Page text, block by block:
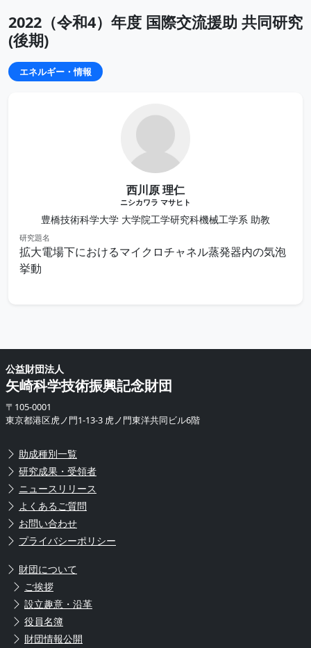
2022（令和4）年度 国際交流援助 共同研究
(後期)
エネルギー・情報
西川原 理仁
ニシカワラ マサヒト
豊橋技術科学大学 大学院工学研究科機械工学系 助教
研究題名
拡大電場下におけるマイクロチャネル蒸発器内の気泡
挙動
公益財団法人
矢崎科学技術振興記念財団
〒105-0001
東京都港区虎ノ門1-13-3 虎ノ門東洋共同ビル6階
助成種別一覧
研究成果・受領者
ニュースリリース
よくあるご質問
お問い合わせ
プライバシーポリシー
財団について
ご挨拶
設立趣意・沿革
役員名簿
財団情報公開